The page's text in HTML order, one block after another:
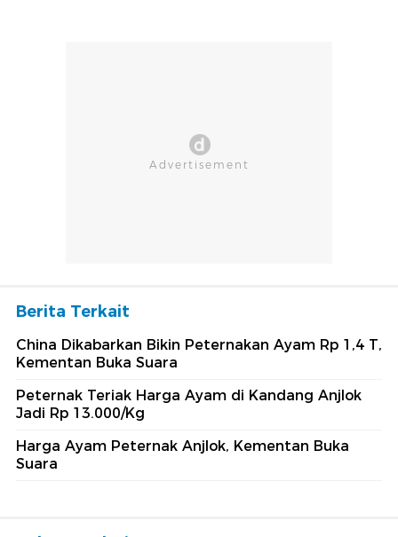
Berita Terkait
China Dikabarkan Bikin Peternakan Ayam Rp 1,4 T,
Kementan Buka Suara
Peternak Teriak Harga Ayam di Kandang Anjlok
Jadi Rp 13.000/Kg
Harga Ayam Peternak Anjlok, Kementan Buka
Suara